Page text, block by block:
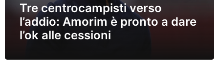
Tre centrocampisti verso
l’addio: Amorim è pronto a dare
l’ok alle cessioni